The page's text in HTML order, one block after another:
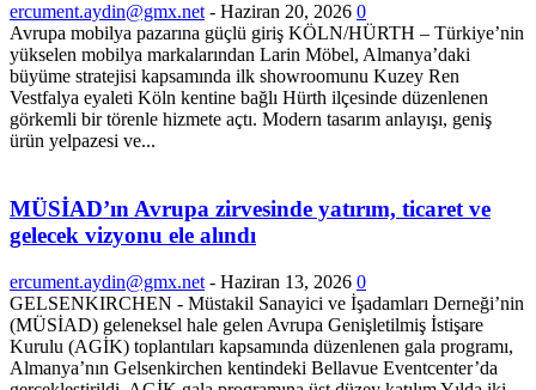
ercument.aydin@gmx.net - Haziran 20, 2026 0
Avrupa mobilya pazarına güçlü giriş KÖLN/HÜRTH – Türkiye’nin
yükselen mobilya markalarından Larin Möbel, Almanya’daki
büyüme stratejisi kapsamında ilk showroomunu Kuzey Ren
Vestfalya eyaleti Köln kentine bağlı Hürth ilçesinde düzenlenen
görkemli bir törenle hizmete açtı. Modern tasarım anlayışı, geniş
ürün yelpazesi ve...
MÜSİAD’ın Avrupa zirvesinde yatırım, ticaret ve
gelecek vizyonu ele alındı
ercument.aydin@gmx.net - Haziran 13, 2026 0
GELSENKIRCHEN - Müstakil Sanayici ve İşadamları Derneği’nin
(MÜSİAD) geleneksel hale gelen Avrupa Genişletilmiş İstişare
Kurulu (AGİK) toplantıları kapsamında düzenlenen gala programı,
Almanya’nın Gelsenkirchen kentindeki Bellavue Eventcenter’da